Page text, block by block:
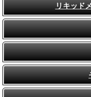
リキッド